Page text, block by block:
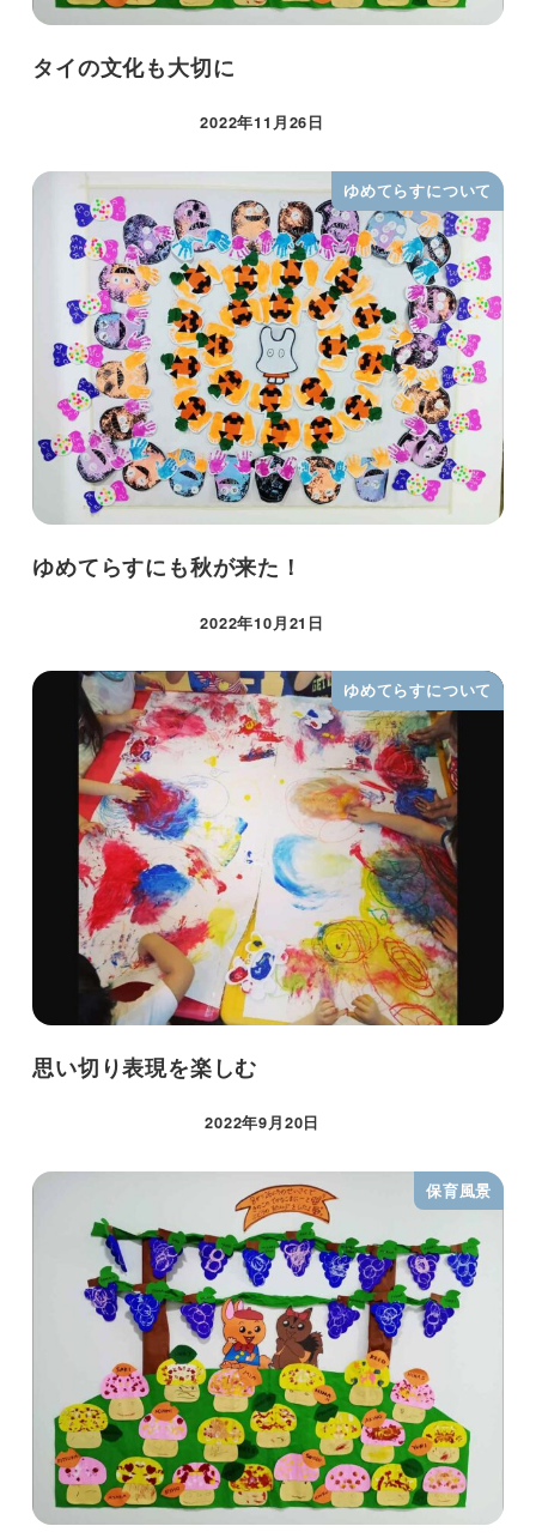
タイの文化も大切に
2022年11月26日
ゆめてらすについて
ゆめてらすにも秋が来た！
2022年10月21日
ゆめてらすについて
思い切り表現を楽しむ
2022年9月20日
保育風景